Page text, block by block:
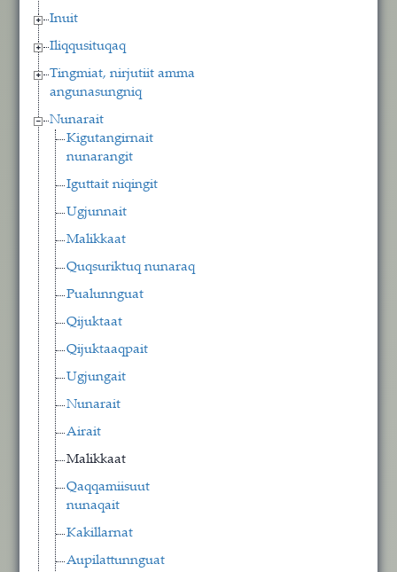
Inuit
Iliqqusituqaq
Tingmiat, nirjutiit amma
angunasungniq
Nunarait
Kigutangirnait
nunarangit
Iguttait niqingit
Ugjunnait
Malikkaat
Quqsuriktuq nunaraq
Pualunnguat
Qijuktaat
Qijuktaaqpait
Ugjungait
Nunarait
Airait
Malikkaat
Qaqqamiisuut
nunaqait
Kakillarnat
Aupilattunnguat